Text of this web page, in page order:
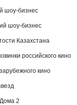
шоу-бизнес
шоу-бизнес
Казахстана
российского кино
кино
2